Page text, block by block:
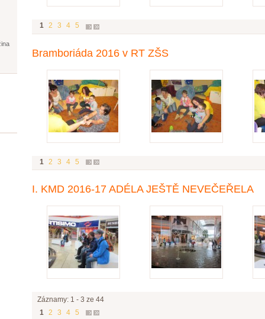
1 2 3 4 5
Bramboriáda 2016 v RT ZŠS
1 2 3 4 5
I. KMD 2016-17 ADÉLA JEŠTĚ NEVEČEŘELA
Záznamy: 1 - 3 ze 44
1 2 3 4 5